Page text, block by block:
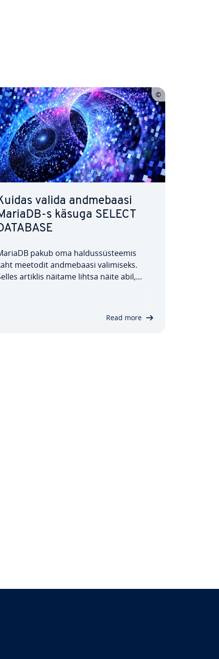
valida and­me­ba­asi
s käsuga SELECT
pakub oma hal­dus­süs­tee­mis
meetodit and­me­ba­asi va­li­miseks.
artiklis näitame lihtsa näite abil,
Read more